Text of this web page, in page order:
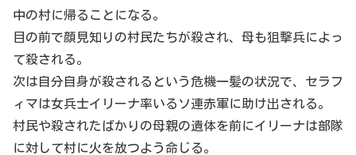
中の村に帰ることになる。
目の前で顔見知りの村民たちが殺され、母も狙撃兵によっ
て殺される。
次は自分自身が殺されるという危機一髪の状況で、セラフ
ィマは女兵士イリーナ率いるソ連赤軍に助け出される。
村民や殺されたばかりの母親の遺体を前にイリーナは部隊
に対して村に火を放つよう命じる。